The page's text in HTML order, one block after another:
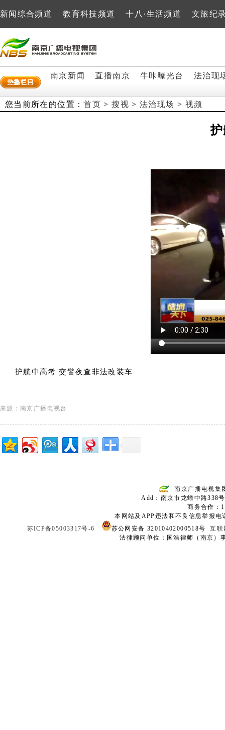
新闻综合频道 教育科技频道 十八·生活频道 文旅纪
南京新闻 直播南京 牛咔曝光台 法治现
您当前所在的位置：首页 >搜视 >法治现场 > 视频
护航中高考 交警夜查非法改装车
来源：南京广播电视台
南京广播电视集
Add：南京市龙蟠中路
商务合作：
本网站及APP违法和不良信息举报
苏ICP备05003317号-6
苏公网安备 32010402000518号互联
法律顾问单位：国浩律师（南京）